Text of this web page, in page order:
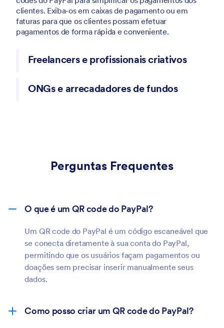
clientes. Exiba-os em caixas de pagamento ou em
faturas para que os clientes possam efetuar
pagamentos de forma rápida e conveniente.
Freelancers e profissionais criativos
Freelancers podem otimizar a coleta de pagamentos
ONGs e arrecadadores de fundos
Perguntas Frequentes
O que é um QR code do PayPal?
Um QR code do PayPal é um código escaneável que
se conecta diretamente à sua conta do PayPal,
permitindo que os usuários façam pagamentos ou
doações sem precisar inserir manualmente seus
dados.
Como posso criar um QR code do PayPal?